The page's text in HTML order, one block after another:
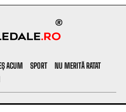
ACUM SPORT
NU MERITĂ RATAT